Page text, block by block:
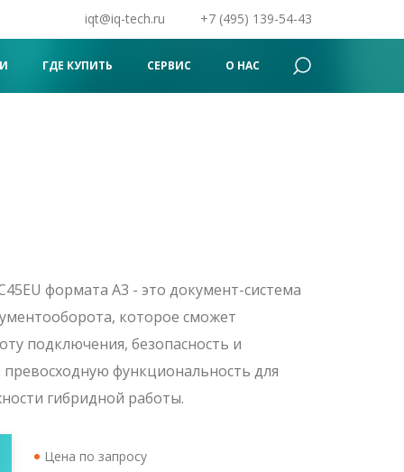
iqt@iq-tech.ru +7 (495) 139-54-43
×
ГДЕ КУПИТЬ СЕРВИС О НАС
формата A3 - это документ-система
которое сможет
подключения, безопасность и
функциональность для
гибридной работы.
Цена по запросу